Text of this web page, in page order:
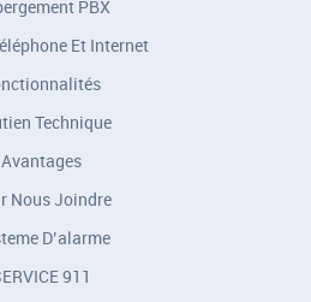
PBX
Et Internet
Technique
Avantages
Nous Joindre
D’alarme
911